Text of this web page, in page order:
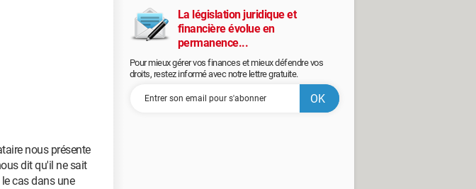
nous présente
dit qu'il ne sait
cas dans une
La législation juridique et
financière évolue en
permanence...
Pour mieux gérer vos finances et mieux défendre vos
droits, restez informé avec notre lettre gratuite.